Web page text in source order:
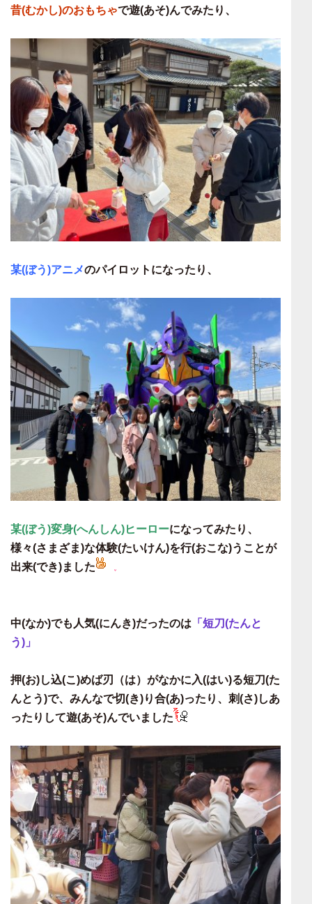
昔(むかし)のおもちゃで遊(あそ)んでみたり、
某(ぼう)アニメのパイロットになったり、
某(ぼう)変身(へんしん)ヒーローになってみたり、
様々(さまざま)な体験(たいけん)を行(おこな)うことが
出来(でき)ました
中(なか)でも人気(にんき)だったのは 「短刀(たんと
う)」
押(お)し込(こ)めば刃（は）がなかに入(はい)る短刀(た
んとう)で、みんなで切(き)り合(あ)ったり、刺(さ)しあ
ったりして遊(あそ)んでいました